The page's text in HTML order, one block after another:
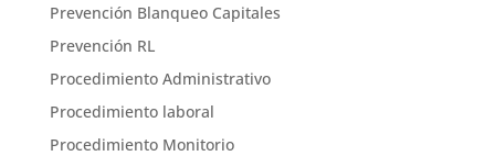
Prevención Blanqueo Capitales
Prevención RL
Procedimiento Administrativo
Procedimiento laboral
Procedimiento Monitorio